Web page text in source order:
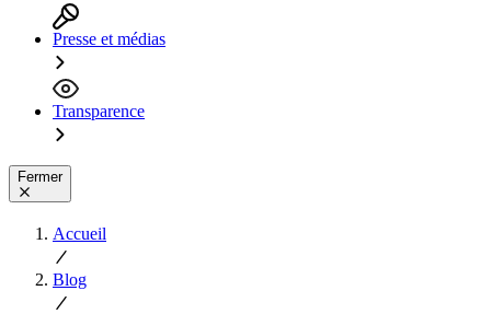
Presse et médias
Transparence
Fermer
Accueil
Blog